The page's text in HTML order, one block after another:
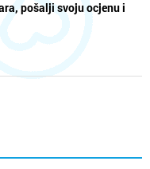
pošalji svoju ocjenu i